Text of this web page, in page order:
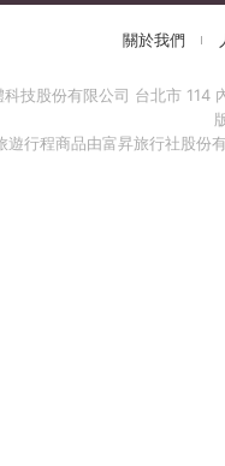
關於我們
科技股份有限公司 台北市
遊行程商品由富昇旅行社股份